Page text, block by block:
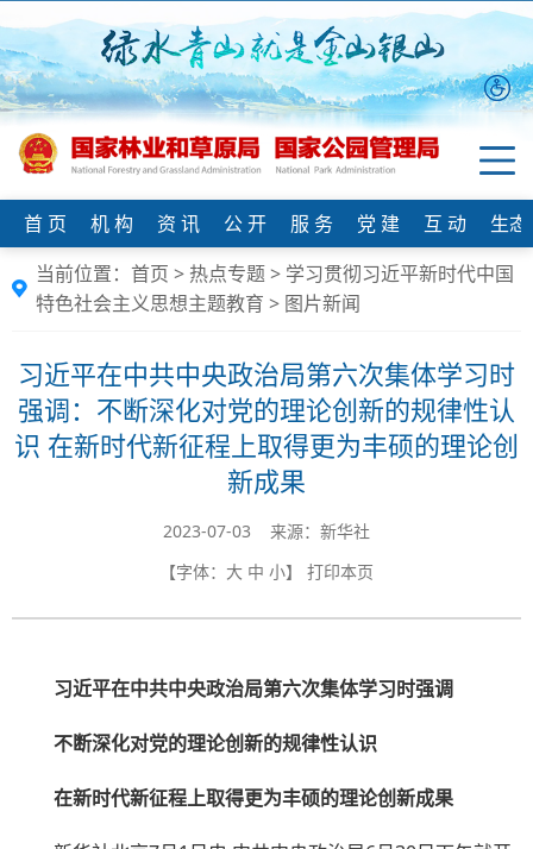
首 页 机 构 资 讯 公 开 服 务 党 建 互 动
生
当前位置： 首页 > 热点专题> 学习贯彻习近平新时代中国
特色社会主义思想主题教育 > 图片新闻
习近平在中共中央政治局第六次集体学习时
强调：不断深化对党的理论创新的规律性认
识 在新时代新征程上取得更为丰硕的理论创
新成果
2023-07-03 来源：​新华社
【字体： 大 中 小】 打印本页
习近平在中共中央政治局第六次集体学习时强调
不断深化对党的理论创新的规律性认识
在新时代新征程上取得更为丰硕的理论创新成果